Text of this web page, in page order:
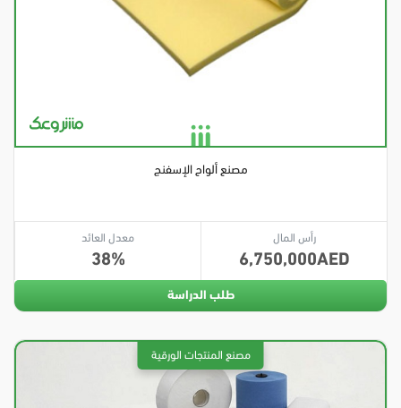
مصنع ألواح الإسفنج
رأس المال
6,750,000
معدل العائد
38
طلب الدراسة